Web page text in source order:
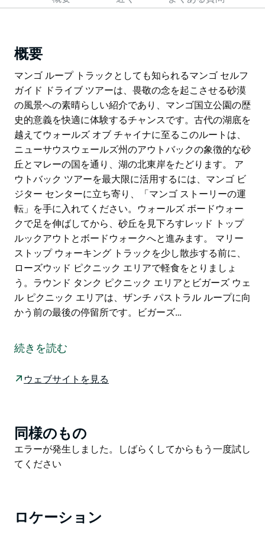
概要
マンゴ ループ トラックとしても知られるマンゴ セルフ
ガイド ドライブ ツアーは、畏敬の念を起こさせる砂漠
の風景への素晴らしい紹介であり、マンゴ国立公園の歴
史的意義を快適に体験するチャンスです。古代の湖底を
越えてウォールズ オブ チャイナに至るこのルートは、
ニューサウスウェールズ州のアウトバックの象徴的な砂
丘とマレーの国を通り、湖の北東岸をたどります。 ア
ウトバック ツアーを最大限に活用するには、マンゴ ビ
ジター センターに立ち寄り、「マンゴ ストーリーの運
転」を手に入れてください。ウォールズ ボードウォー
クで足を伸ばしてから、砂丘を見下ろすレッド トップ
ルックアウトとボードウォークへと進みます。 マリー
ストップ ウォーキング トラックを少し散歩する前に、
ローズウッド ピクニック エリアで軽食をとりましょ
う。ラウンド タンク ピクニック エリアとビガーズ ウェ
ル ピクニック エリアは、ザンチ パストラル ループに向
かう前の最後の停留所です。ビガーズ…
ガイド ドライブ ツアーは、畏敬の念を起こさせる砂漠
の風景への素晴らしい紹介であり、マンゴ国立公園の歴
越えてウォールズ オブ チャイナに至るこのルートは、
アウトバック ツアーを最大限に活用するには、マンゴ
ビジター センターに立ち寄り、「マンゴ ストーリーの
運転」を手に入れてください。ウォールズ ボードウォ
マリー ストップ ウォーキング トラックを少し散歩する
続きを読む
ウェブサイトを見る
Product
List
同様のもの
Product
List
エラーが発生しました。しばらくしてからもう一度試し
てください
ロケーション